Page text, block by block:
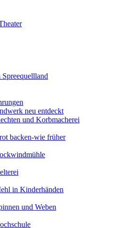
neu entdeckt
und Korbmacherei
backen-wie früher
in Kinderhänden
und Weben